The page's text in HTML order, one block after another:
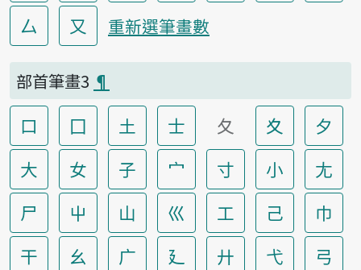
厶 又 重新選筆畫數
部首筆畫3 ¶
口 囗 土 士 夂 夊
夕
大
女 子 宀 寸 小
尢
尸
屮 山 巛 工 己
巾
干
幺 广 廴 廾 弋
弓